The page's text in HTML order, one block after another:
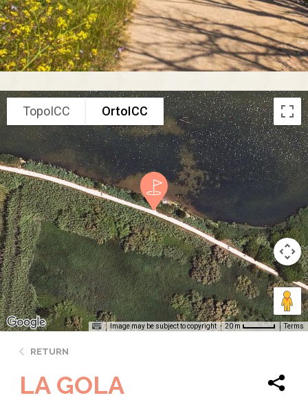
TopoICC OrtoICC
Image may be subject to copyright 20 m Terms
RETURN
LA GOLA